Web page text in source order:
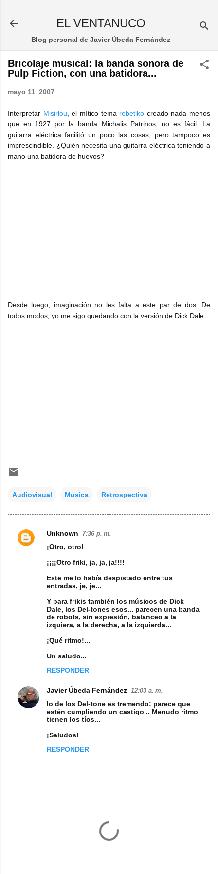
EL VENTANUCO
Blog personal de Javier Úbeda Fernández
Bricolaje musical: la banda sonora de
Pulp Fiction, con una batidora...
mayo 11, 2007
Interpretar Misirlou , el mítico tema rebetiko creado nada menos
que en 1927 por la banda Michalis Patrinos, no es fácil. La
guitarra eléctrica facilitó un poco las cosas, pero tampoco es
imprescindible. ¿Quién necesita una guitarra eléctrica teniendo a
mano una batidora de huevos?
Desde luego, imaginación no les falta a este par de dos. De
todos modos, yo me sigo quedando con la versión de Dick Dale:
Audiovisual Música Retrospectiva
C
Unknown 7:36 p. m.
¡Otro, otro!
¡¡¡¡Otro friki, ja, ja, ja!!!!
Este me lo había despistado entre tus
entradas, je, je...
Y para frikis también los músicos de Dick
Dale, los Del-tones esos... parecen una banda
de robots, sin expresión, balanceo a la
izquiera, a la derecha, a la izquierda...
¡Qué ritmo!....
Un saludo...
RESPONDER
Javier Úbeda Fernández 12:03 a. m.
lo de los Del-tone es tremendo: parece que
estén cumpliendo un castigo... Menudo ritmo
tienen los tíos...
¡Saludos!
RESPONDER